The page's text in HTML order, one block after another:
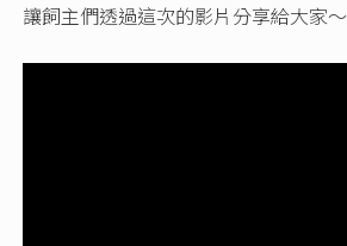
讓飼主們透過這次的影片分享給大家～